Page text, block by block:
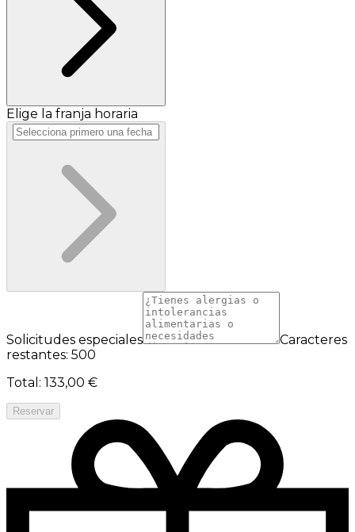
Elige la franja horaria
Solicitudes especiales
Caracteres
restantes: 500
Total : 133,00 €
Reservar